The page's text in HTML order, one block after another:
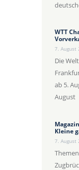
WTT
7. August
Die
ab 5.
August
Kleine
7. August